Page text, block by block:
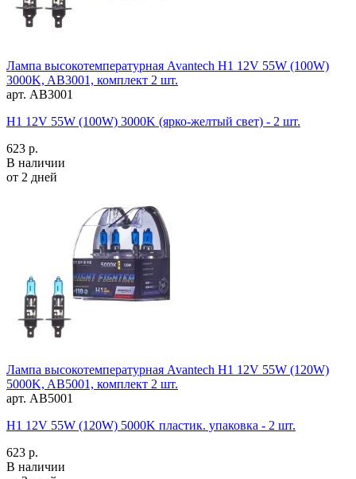
Лампа высокотемпературная Avantech H1 12V 55W (100W)
3000K, AB3001, комплект 2 шт.
арт. AB3001
H1 12V 55W (100W) 3000K (ярко-желтый свет) - 2 шт.
623 р.
В наличии
от 2 дней
Лампа высокотемпературная Avantech H1 12V 55W (120W)
5000K, AB5001, комплект 2 шт.
арт. AB5001
H1 12V 55W (120W) 5000K пластик. упаковка - 2 шт.
623 р.
В наличии